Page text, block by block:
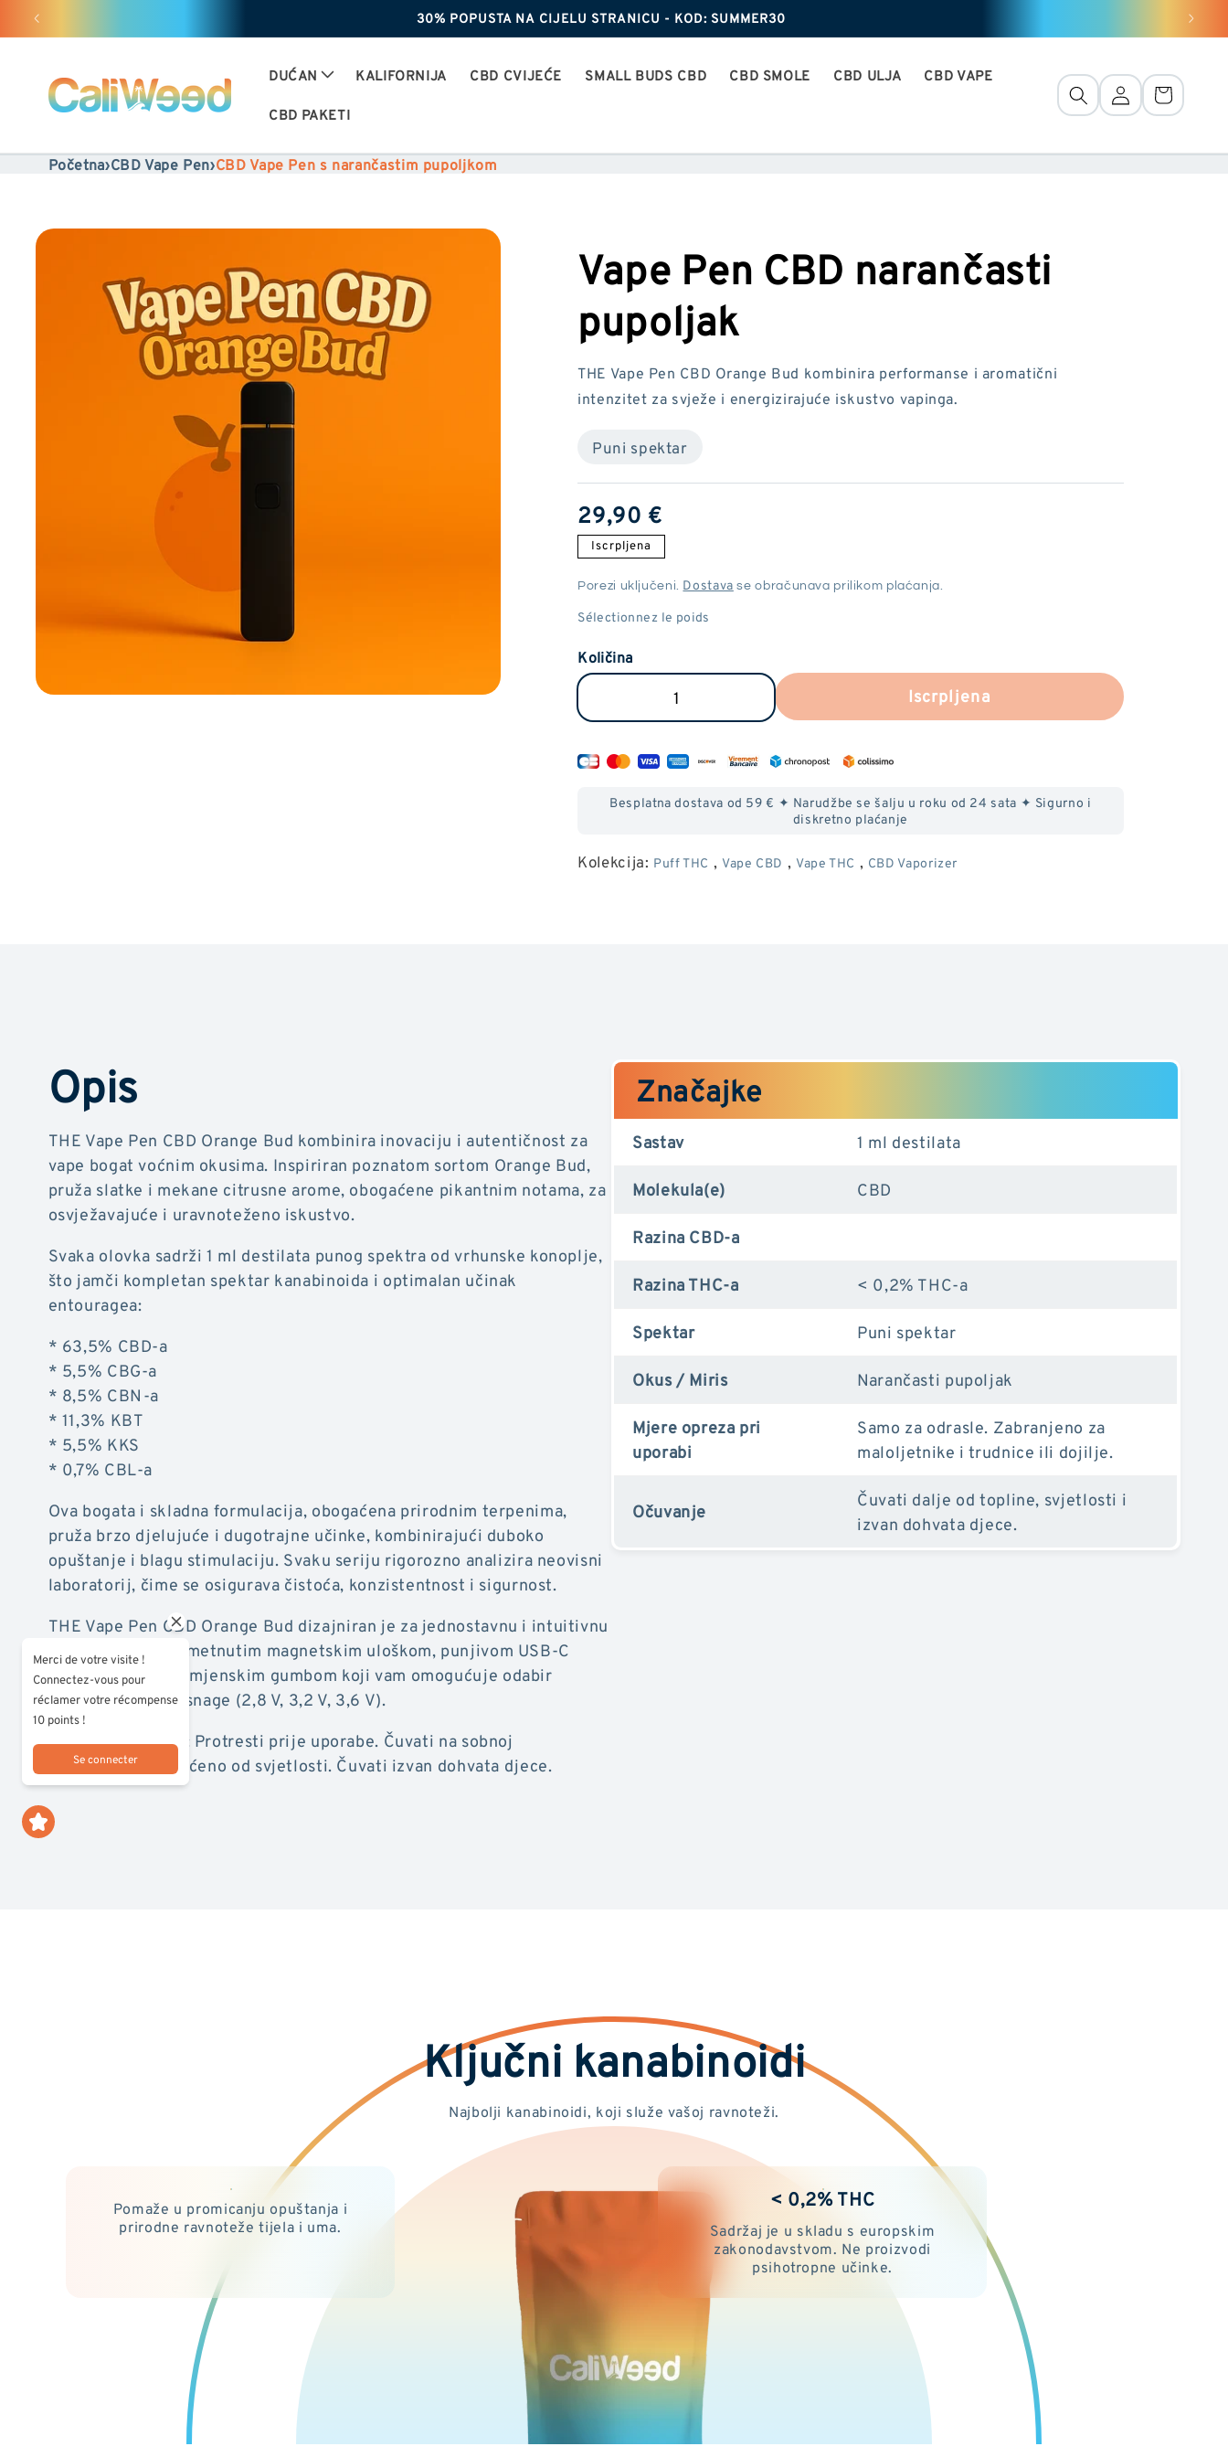
Preskoči
i
preskoči
sadržaj
30% POPUSTA NA CIJELU STRANICU - KOD: SUMMER30
DUĆAN KALIFORNIJA CBD CVIJEĆE SMALL BUDS CBD CBD SMOLE CBD ULJA
CBD VAPE
CBD PAKETI
Veza Košara
Početna›CBD Vape Pen›CBD Vape Pen s narančastim pupoljkom
informacije
proizvodu
Vape Pen CBD narančasti
pupoljak
THE Vape Pen CBD Orange Bud kombinira performanse i aromatični
intenzitet za svježe i energizirajuće iskustvo vapinga.
Puni spektar
Redovna
cijena
29,90 €
Iscrpljena
Porezi uključeni. Dostava se obračunava prilikom plaćanja.
Količina
Vape
CBD
pupoljak
Povećajte
Vape
CBD
pupoljak
Iscrpljena
Besplatna dostava od 59 € ✦ Narudžbe se šalju u roku od 24 sata ✦ Sigurno i
diskretno plaćanje
Kolekcija: Puff THC , Vape CBD , Vape THC , CBD Vaporizer
Opis
THE Vape Pen CBD Orange Bud kombinira inovaciju i autentičnost za
vape bogat voćnim okusima. Inspiriran poznatom sortom Orange Bud,
pruža slatke i mekane citrusne arome, obogaćene pikantnim notama, za
osvježavajuće i uravnoteženo iskustvo.
Svaka olovka sadrži 1 ml destilata punog spektra od vrhunske konoplje,
što jamči kompletan spektar kanabinoida i optimalan učinak
entouragea:
* 63,5% CBD-a
* 5,5% CBG-a
* 8,5% CBN-a
* 11,3% KBT
* 5,5% KKS
* 0,7% CBL-a
Ova bogata i skladna formulacija, obogaćena prirodnim terpenima,
pruža brzo djelujuće i dugotrajne učinke, kombinirajući duboko
opuštanje i blagu stimulaciju. Svaku seriju rigorozno analizira neovisni
laboratorij, čime se osigurava čistoća, konzistentnost i sigurnost.
THE Vape Pen CBD Orange Bud dizajniran je za jednostavnu i intuitivnu
upotrebu, s lako umetnutim magnetskim uloškom, punjivom USB-C
baterijom i višenamjenskim gumbom koji vam omogućuje odabir
između tri razine snage (2,8 V, 3,2 V, 3,6 V).
Upute za uporabu: Protresti prije uporabe. Čuvati na sobnoj
temperaturi, zaštićeno od svjetlosti. Čuvati izvan dohvata djece.
Značajke
Sastav
1 ml destilata
Molekula(e)
CBD
Razina CBD-a
Razina THC-a
< 0,2% THC-a
Spektar
Puni spektar
Okus / Miris
Narančasti pupoljak
Mjere opreza pri
uporabi
Samo za odrasle. Zabranjeno za
maloljetnike i trudnice ili dojilje.
Očuvanje
Čuvati dalje od topline, svjetlosti i
izvan dohvata djece.
Ključni kanabinoidi
Najbolji kanabinoidi, koji služe vašoj ravnoteži.
Pomaže u promicanju opuštanja i
prirodne ravnoteže tijela i uma.
< 0,2% THC
Sadržaj je u skladu s europskim
zakonodavstvom. Ne proizvodi
psihotropne učinke.
Merci de votre visite !
Connectez-vous pour
réclamer votre récompense
10 points !
Se connecter